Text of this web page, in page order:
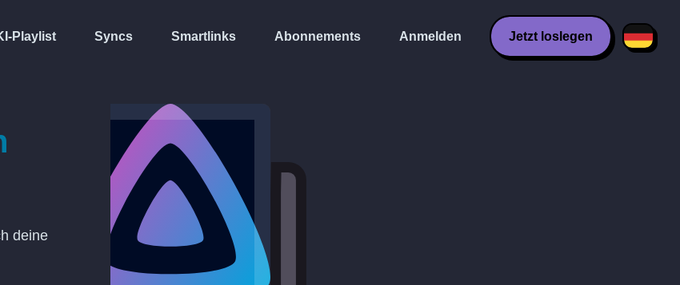
Playlist Syncs Smartlinks Abonnements Anmelden Jetzt loslegen
deine